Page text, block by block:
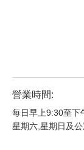
營業時間:
每日早上9:30至下
星期六,星期日及